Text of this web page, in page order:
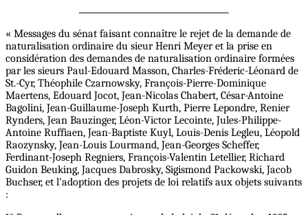
« Messages du sénat faisant connaître le rejet de la demande de
naturalisation ordinaire du sieur Henri Meyer et la prise en
considération des demandes de naturalisation ordinaire formées
par les sieurs Paul-Edouard Masson, Charles-Fréderic-Léonard de
St.-Cyr, Théophile Czarnowsky, François-Pierre-Dominique
Maertens, Edouard Jocot, Jean-Nicolas Chabert, César-Antoine
Bagolini, Jean-Guillaume-Joseph Kurth, Pierre Lepondre, Renier
Rynders, Jean Bauzinger, Léon-Victor Lecointe, Jules-Philippe-
Antoine Ruffiaen, Jean-Baptiste Kuyl, Louis-Denis Legleu, Léopold
Raozynsky, Jean-Louis Lourmand, Jean-Georges Scheffer,
Ferdinant-Joseph Regniers, François-Valentin Letellier, Richard
Guidon Beuking, Jacques Dabrosky, Sigismond Packowski, Jacob
Buchser, et l'adoption des projets de loi relatifs aux objets suivants
: